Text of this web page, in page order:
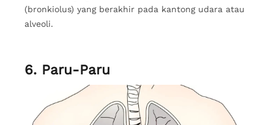
(bronkiolus) yang berakhir pada kantong udara atau
alveoli.
6. Paru-Paru